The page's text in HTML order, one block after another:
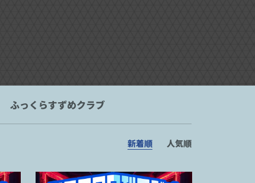
ふっくらすずめクラブ
新着順 人気順